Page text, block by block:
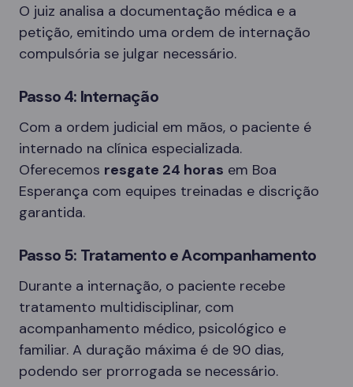
O juiz analisa a documentação médica e a
petição, emitindo uma ordem de internação
compulsória se julgar necessário.
Passo 4: Internação
Com a ordem judicial em mãos, o paciente é
internado na clínica especializada.
Oferecemos resgate 24 horas em Boa
Esperança com equipes treinadas e discrição
garantida.
Passo 5: Tratamento e Acompanhamento
Durante a internação, o paciente recebe
tratamento multidisciplinar, com
acompanhamento médico, psicológico e
familiar. A duração máxima é de 90 dias,
podendo ser prorrogada se necessário.